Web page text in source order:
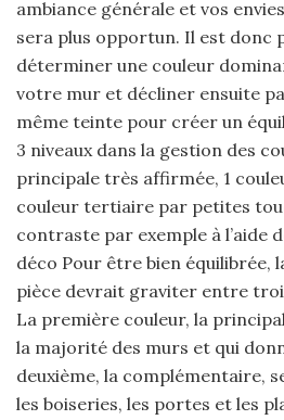
ambiance générale et vos
sera plus opportun. Il est donc
déterminer une couleur
votre mur et décliner ensuite
même teinte pour créer un
3 niveaux dans la gestion des
principale très affirmée, 1
couleur tertiaire par petites
contraste par exemple à l’aide
déco Pour être bien équilibrée,
pièce devrait graviter entre
La première couleur, la
la majorité des murs et qui
deuxième, la complémentaire,
les boiseries, les portes et les